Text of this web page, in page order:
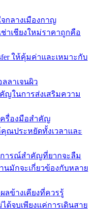
กลางเมืองกาญ
าเชียงใหม่ราคาถูกคือ
ให้คุ้มค่าและเหมาะกับ
ลาเจนผิว
ญในการส่งเสริมความ
เครื่องมือสำคัญ
คุณประหยัดทั้งเวลาและ
ารณ์สำคัญที่ยากจะลืม
มักจะเกี่ยวข้องกับหลาย
ลข้างเคียงที่ควรรู้
ด้จบเพียงแค่การเดินสาย